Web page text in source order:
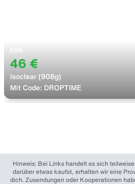
ESN
46 €
Isoclear (908g)
Mit Code: DROPTIME
Hinweis: Bei Links handelt es sich
darüber etwas kaufst, erhalten wir eine
dich. Zusendungen oder Kooperationen